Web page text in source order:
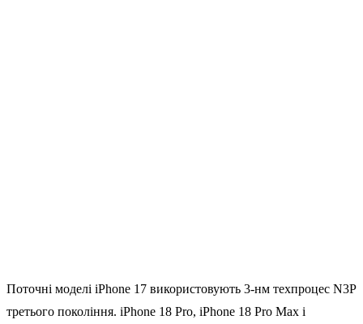
Поточні моделі iPhone 17 використовують 3-нм техпроцес N3P
третього покоління. iPhone 18 Pro, iPhone 18 Pro Max і